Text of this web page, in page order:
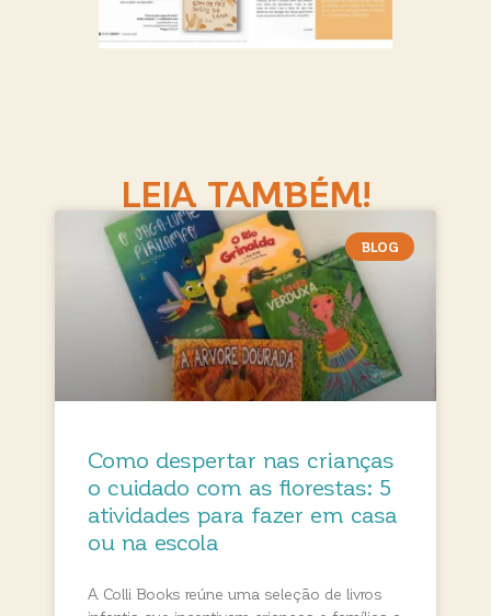
LEIA TAMBÉM!
BLOG
Como despertar nas crianças
o cuidado com as florestas: 5
atividades para fazer em casa
ou na escola
A Colli Books reúne uma seleção de livros